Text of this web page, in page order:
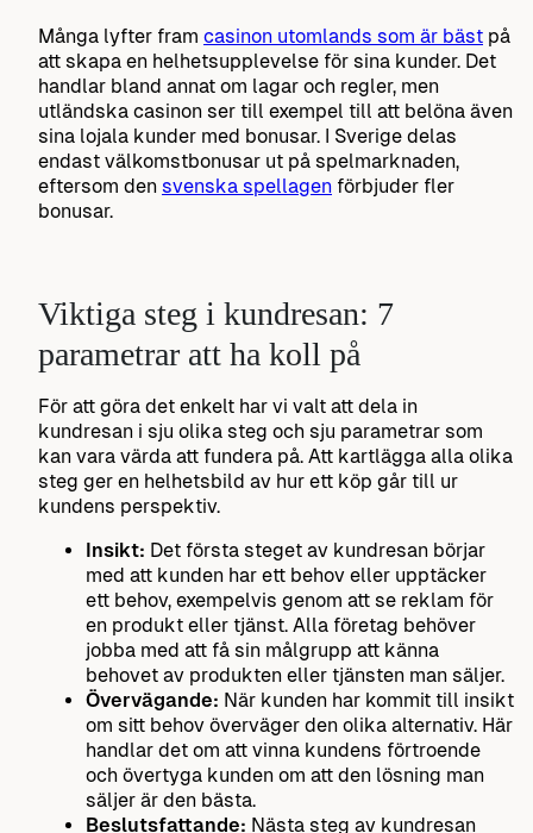
Många lyfter fram casinon utomlands som är bäst på
att skapa en helhetsupplevelse för sina kunder. Det
handlar bland annat om lagar och regler, men
utländska casinon ser till exempel till att belöna även
sina lojala kunder med bonusar. I Sverige delas
endast välkomstbonusar ut på spelmarknaden,
eftersom den svenska spellagen förbjuder fler
bonusar.
Viktiga steg i kundresan: 7
parametrar att ha koll på
För att göra det enkelt har vi valt att dela in
kundresan i sju olika steg och sju parametrar som
kan vara värda att fundera på. Att kartlägga alla olika
steg ger en helhetsbild av hur ett köp går till ur
kundens perspektiv.
Insikt: Det första steget av kundresan börjar
med att kunden har ett behov eller upptäcker
ett behov, exempelvis genom att se reklam för
en produkt eller tjänst. Alla företag behöver
jobba med att få sin målgrupp att känna
behovet av produkten eller tjänsten man säljer.
Övervägande: När kunden har kommit till insikt
om sitt behov överväger den olika alternativ. Här
handlar det om att vinna kundens förtroende
och övertyga kunden om att den lösning man
säljer är den bästa.
Beslutsfattande: Nästa steg av kundresan